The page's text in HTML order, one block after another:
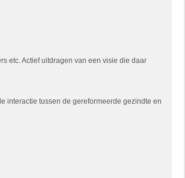
etc. Actief uitdragen van een visie die daar
interactie tussen de gereformeerde gezindte en